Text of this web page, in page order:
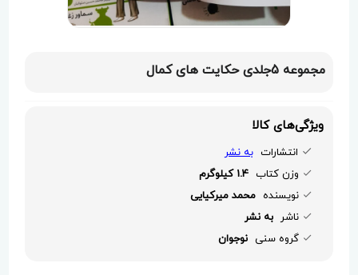
مجموعه 5جلدی حکایت های کمال
ویژگی‌های کالا
انتشارات به نشر
وزن کتاب 1.4 کیلوگرم
نویسنده محمد میرکیایی
ناشر به نشر
گروه سنی نوجوان